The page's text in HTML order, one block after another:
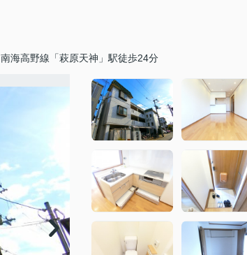
南海高野線「萩原天神」駅徒歩24分